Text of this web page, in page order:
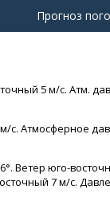
Прогноз
5 м/с. Атм.
с. Атмосферное
Ветер юго-
7 м/с.